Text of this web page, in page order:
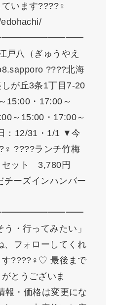
います????‍♀️
八（ぎゅうやえ
????北海
が丘3条1丁目7-20
15:00・17:00～
～15:00・17:00～
：12/31・1/1 ▼今
????ランチ竹梅
セット 3,780円
チーズインハンバー
・行ってみたい」
、フォローしてくれ
す????‍♀️♡ 最後まで
とうございま
報・価格は変更にな